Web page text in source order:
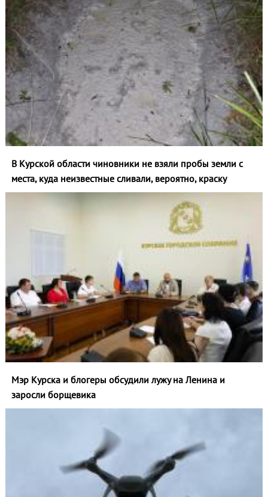
В Курской области чиновники не взяли пробы земли с
места, куда неизвестные сливали, вероятно, краску
Мэр Курска и блогеры обсудили лужу на Ленина и
заросли борщевика